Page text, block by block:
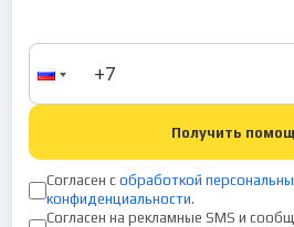
Получить
Согласен с обработкой
конфиденциальности.
Согласен на рекламные SMS и